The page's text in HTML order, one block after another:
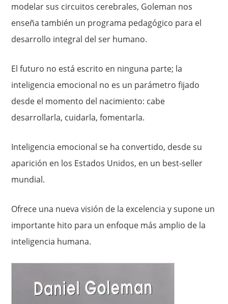
modelar sus circuitos cerebrales, Goleman nos
enseña también un programa pedagógico para el
desarrollo integral del ser humano.
El futuro no está escrito en ninguna parte; la
inteligencia emocional no es un parámetro fijado
desde el momento del nacimiento: cabe
desarrollarla, cuidarla, fomentarla.
Inteligencia emocional se ha convertido, desde su
aparición en los Estados Unidos, en un best-seller
mundial.
Ofrece una nueva visión de la excelencia y supone un
importante hito para un enfoque más amplio de la
inteligencia humana.